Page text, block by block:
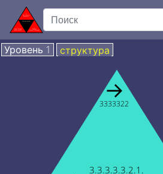
Уровень 1 структура
3.3.3.3.3.2.1.
→
3333322